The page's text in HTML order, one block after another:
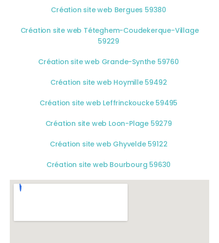
Création site web Bergues 59380
Création site web Téteghem-Coudekerque-Village
59229
Création site web Grande-Synthe 59760
Création site web Hoymille 59492
Création site web Leffrinckoucke 59495
Création site web Loon-Plage 59279
Création site web Ghyvelde 59122
Création site web Bourbourg 59630